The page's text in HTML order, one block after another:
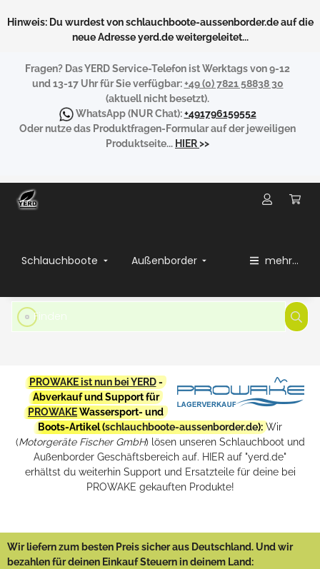
Hinweis: Du wurdest von schlauchboote-aussenborder.de auf die
neue Adresse yerd.de weitergeleitet...
Fragen? Das YERD Service-Telefon ist Werktags von 9-12
und 13-17 Uhr für Sie verfügbar:+49 (0) 7821 58838 30
(aktuell nicht besetzt).
WhatsApp(NUR Chat):+491796159552
Oder nutze das Produktfragen-Formular auf der jeweiligen
Produktseite... HIER>>
Schlauchboote Außenborder mehr...
PROWAKE ist nun bei YERD-
Abverkauf und Support für
PROWAKEWassersport- und
Boots-Artikel (schlauchboote-aussenborder.de): Wir
(Motorgeräte Fischer GmbH) lösen unseren Schlauchboot und
Außenborder Geschäftsbereich auf. HIER auf "yerd.de"
erhältst du weiterhin Support und Ersatzteile für deine bei
PROWAKE gekauften Produkte!
Wir liefern zum besten Preis sicher aus Deutschland. Und wir
bezahlen für deinen Einkauf Steuern in deinem Land: